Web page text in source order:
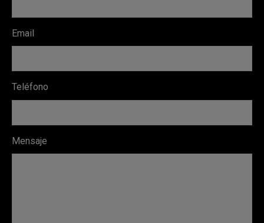
Email
Teléfono
Mensaje